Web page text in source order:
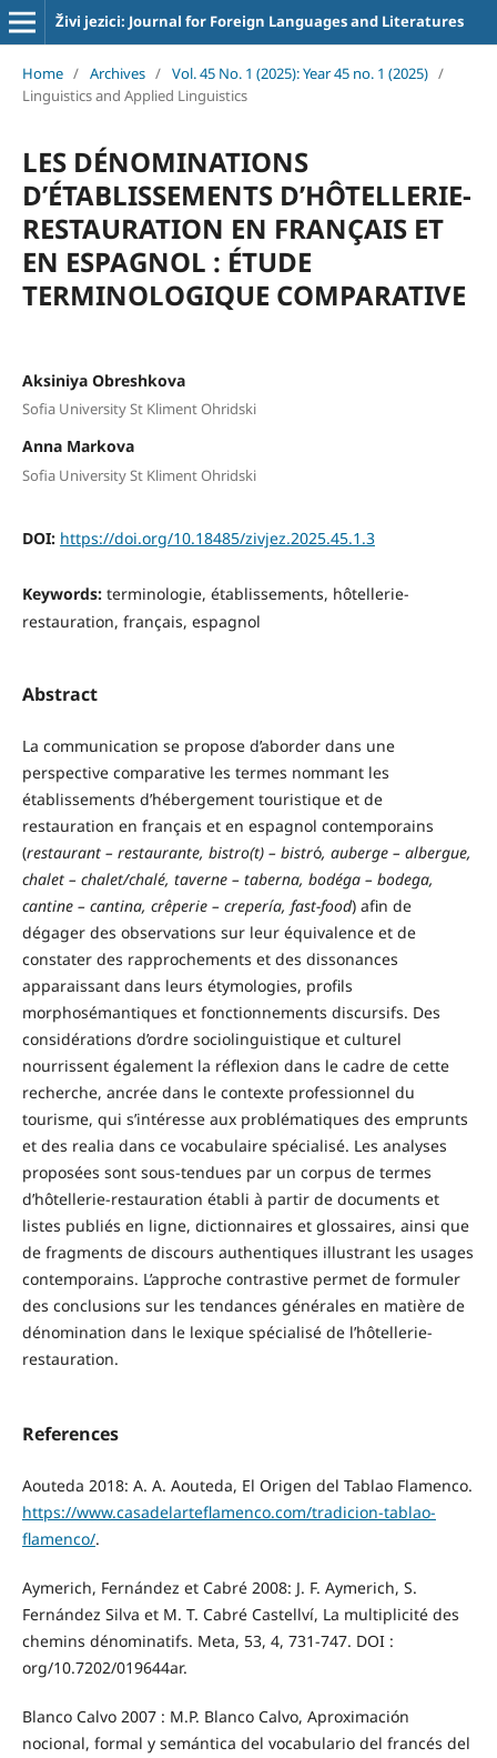
Živi jezici: Journal for Foreign Languages and Literatures
Home / Archives / Vol. 45 No. 1 (2025): Year 45 no. 1 (2025) /
Linguistics and Applied Linguistics
LES DÉNOMINATIONS
D’ÉTABLISSEMENTS D’HÔTELLERIE-
RESTAURATION EN FRANÇAIS ET
EN ESPAGNOL : ÉTUDE
TERMINOLOGIQUE COMPARATIVE
Aksiniya Obreshkova
Sofia University St Kliment Ohridski
Anna Markova
Sofia University St Kliment Ohridski
DOI: https://doi.org/10.18485/zivjez.2025.45.1.3
Keywords: terminologie, établissements, hôtellerie-
restauration, français, espagnol
Abstract
La communication se propose d’aborder dans une
perspective comparative les termes nommant les
établissements d’hébergement touristique et de
restauration en français et en espagnol contemporains
(restaurant – restaurante, bistro(t) – bistró, auberge – albergue,
chalet – chalet/chalé, taverne – taberna, bodéga – bodega,
cantine – cantina, crêperie – crepería, fast-food) afin de
dégager des observations sur leur équivalence et de
constater des rapprochements et des dissonances
apparaissant dans leurs étymologies, profils
morphosémantiques et fonctionnements discursifs. Des
considérations d’ordre sociolinguistique et culturel
nourrissent également la réflexion dans le cadre de cette
recherche, ancrée dans le contexte professionnel du
tourisme, qui s’intéresse aux problématiques des emprunts
et des realia dans ce vocabulaire spécialisé. Les analyses
proposées sont sous-tendues par un corpus de termes
d’hôtellerie-restauration établi à partir de documents et
listes publiés en ligne, dictionnaires et glossaires, ainsi que
de fragments de discours authentiques illustrant les usages
contemporains. L’approche contrastive permet de formuler
des conclusions sur les tendances générales en matière de
dénomination dans le lexique spécialisé de l’hôtellerie-
restauration.
References
Aouteda 2018: A. A. Aouteda, El Origen del Tablao Flamenco.
https://www.casadelarteflamenco.com/tradicion-tablao-
flamenco/.
Aymerich, Fernández et Cabré 2008: J. F. Aymerich, S.
Fernández Silva et M. T. Cabré Castellví, La multiplicité des
chemins dénominatifs. Meta, 53, 4, 731-747. DOI :
org/10.7202/019644ar.
Blanco Calvo 2007 : M.P. Blanco Calvo, Aproximación
nocional, formal y semántica del vocabulario del francés del